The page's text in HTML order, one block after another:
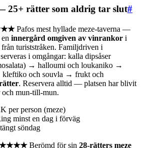
25+ rätter som aldrig tar slut#
Pafos mest hyllade meze-taverna —
innergård omgiven av vinrankor i
turiststråken. Familjdriven i
i omgångar: kalla dipsåser
→ halloumi och loukaniko →
kleftiko och souvla → frukt och
. Reservera alltid — platsen har blivit
mun-till-mun.
per person (meze)
minst en dag i förväg
söndag
★★★★Berömd för sin 28-rätters meze